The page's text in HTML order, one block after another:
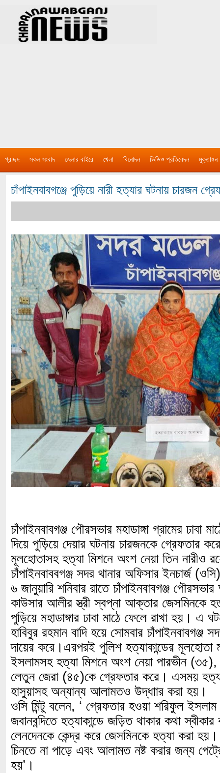
প্রচ্ছদ সকল সংবাদ জেলার বাইরে খেলা বিনোদন ভিডিও প্রতিবেদন মুক্তাঙ্গন
চাঁপাইনবাবগঞ্জে পুড়িয়ে নারী হত্যার ঘটনায় চারজন
চাঁপাইনবাবগঞ্জ পৌরসভার মহাডাঙ্গা গ্রামের ঢাবা
দিয়ে পুড়িয়ে দেয়ার ঘটনায় চারজনকে গ্রেফতার
মূলহোতাসহ হত্যা মিশনে অংশ নেয়া তিন নারীও
চাঁপাইনবাববগঞ্জ সদর থানার অফিসার ইনচার্জ
৬ জানুয়ারি শনিবার রাতে চাঁপাইনবাবগঞ্জ
কাউসার আলীর স্ত্রী স্বপ্না আক্তার জেসমিনকে
পুড়িয়ে মহাডাঙ্গার ঢাবা মাঠে ফেলে রাখা হয়। এ
হাবিবুর রহমান বাদি হয়ে সোমবার চাঁপাইনবাবগঞ্জ
দায়ের করে।এরপরই পুলিশ হত্যাকান্ডের মূলহোতা
ইসলামসহ হত্যা মিশনে অংশ নেয়া পারভীন
লেতুন জেরা (৪৫)কে গ্রেফতার করে। এসময়
হাসুয়াসহ অন্যান্য আলামতও উদ্ধাার করা হয়।
ওসি মিন্টু বলেন, ‘ গ্রেফতার হওয়া শরিফুল
জবানবন্দিতে হত্যাকান্ডে জড়িত থাকার কথা
লেনদেনকে কেন্দ্র করে জেসমিনকে হত্যা করা
চিনতে না পাড়ে এবং আলামত নষ্ট করার জন্য
হয়’।